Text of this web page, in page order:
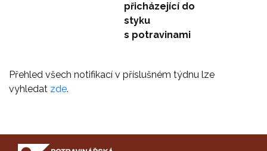
přicházející do
styku
s potravinami
Přehled všech notifikací v příslušném týdnu lze
vyhledat zde.